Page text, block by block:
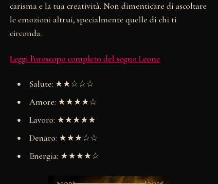
carisma e la tua creatività. Non dimenticare di ascoltare
le emozioni altrui, specialmente quelle di chi ti
circonda.
Leggi l'oroscopo completo del segno Leone
Salute: ★★☆☆☆
Amore: ★★★★☆
Lavoro: ★★★★★
Denaro: ★★★☆☆
Energia: ★★★★☆